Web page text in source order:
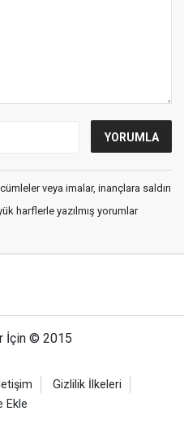
veya imalar, inançlara saldırı
harflerle yazılmış yorumlar
İçin © 2015
Gizlilik İlkeleri
Ekle